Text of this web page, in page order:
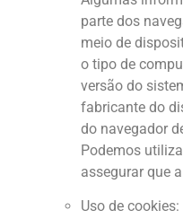
parte dos
meio de
o tipo de
versão do
fabricante do
do navegador
Podemos
assegurar que
Uso de